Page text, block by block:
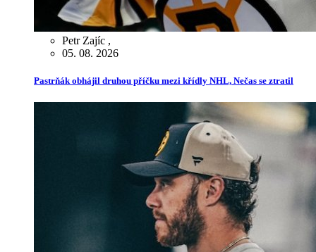
Petr Zajíc ,
05. 08. 2026
Pastrňák obhájil druhou příčku mezi křídly NHL, Nečas se ztratil